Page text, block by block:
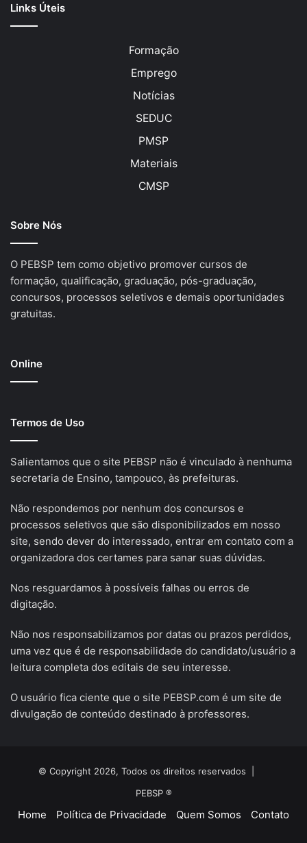
Links Úteis
Formação
Emprego
Notícias
SEDUC
PMSP
Materiais
CMSP
Sobre Nós
O PEBSP tem como objetivo promover cursos de
formação, qualificação, graduação, pós-graduação,
concursos, processos seletivos e demais oportunidades
gratuitas.
Online
Termos de Uso
Salientamos que o site PEBSP não é vinculado à nenhuma
secretaria de Ensino, tampouco, às prefeituras.
Não respondemos por nenhum dos concursos e
processos seletivos que são disponibilizados em nosso
site, sendo dever do interessado, entrar em contato com a
organizadora dos certames para sanar suas dúvidas.
Nos resguardamos à possíveis falhas ou erros de
digitação.
Não nos responsabilizamos por datas ou prazos perdidos,
uma vez que é de responsabilidade do candidato/usuário a
leitura completa dos editais de seu interesse.
O usuário fica ciente que o site PEBSP.com é um site de
divulgação de conteúdo destinado à professores.
© Copyright 2026, Todos os direitos reservados |
PEBSP ®
Home Política de Privacidade Quem Somos Contato